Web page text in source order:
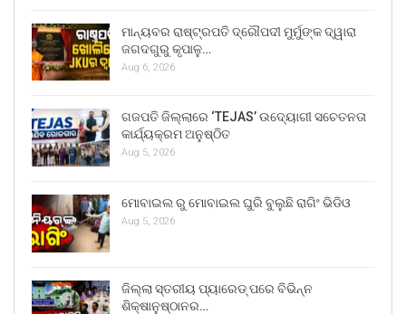
ମାନ୍ୟବର ରାଷ୍ଟ୍ରପତି ଦ୍ରୌପଦୀ ମୁର୍ମୁଙ୍କ ଦ୍ୱାରା
ଜଗଦଗୁରୁ କୃପାଳୁ…
Aug 6, 2026
ଗଜପତି ଜିଲ୍ଲାରେ ‘TEJAS’ ଉଦ୍ୟୋଗୀ ସଚେତନତା
କାର୍ଯ୍ୟକ୍ରମ ଅନୁଷ୍ଠିତ
Aug 5, 2026
ମୋବାଇଲ ରୁ ମୋବାଇଲ ଘୁରି ବୁଲୁଛି ରାଗିଂ ଭିଡିଓ
Aug 5, 2026
ଜିଲ୍ଲା ସ୍ତରୀୟ ପ୍ୟାରେଡ୍ ପରେ ବିଭିନ୍ନ
ଶିକ୍ଷାନୁଷ୍ଠାନର…